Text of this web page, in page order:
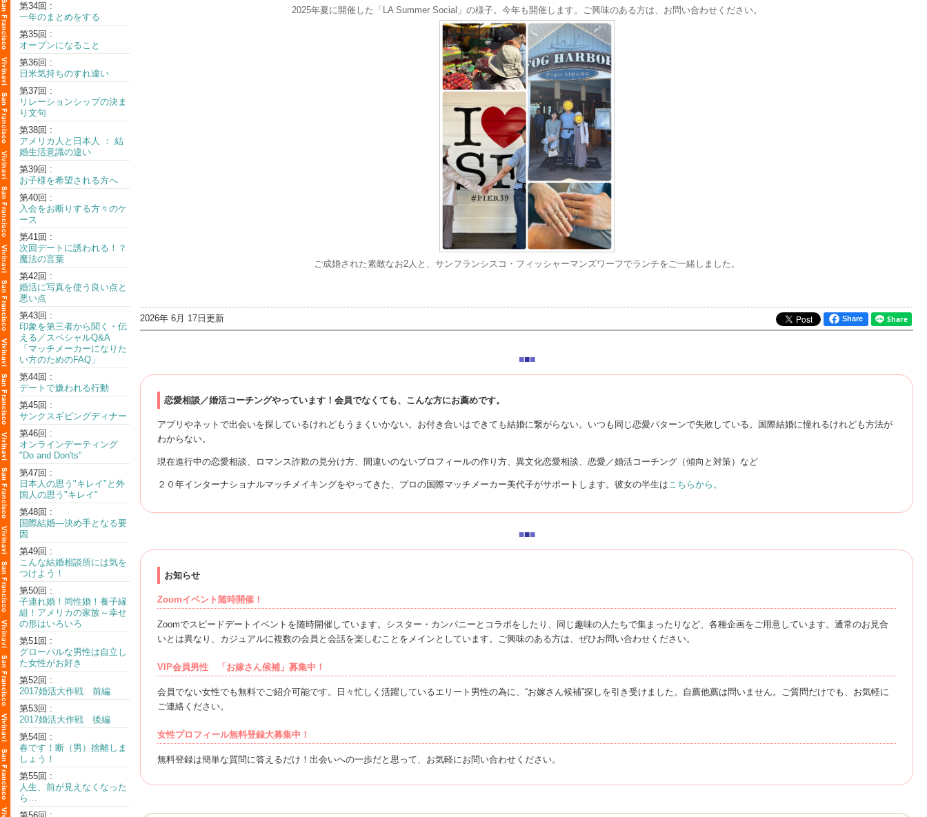
第34回 :
一年のまとめをする
第35回 :
オープンになること
第36回 :
日米気持ちのすれ違い
第37回 :
リレーションシップの決ま
り文句
第38回 :
アメリカ人と日本人 ： 結
婚生活意識の違い
第39回 :
お子様を希望される方へ
第40回 :
入会をお断りする方々のケ
ース
第41回 :
次回デートに誘われる！？
魔法の言葉
第42回 :
婚活に写真を使う良い点と
悪い点
第43回 :
印象を第三者から聞く・伝
える／スペシャルQ&A
「マッチメーカーになりた
い方のためのFAQ」
第44回 :
デートで嫌われる行動
第45回 :
サンクスギビングディナー
第46回 :
オンラインデーティング
"Do and Don'ts"
第47回 :
日本人の思う"キレイ"と外
国人の思う"キレイ"
第48回 :
国際結婚―決め手となる要
因
第49回 :
こんな結婚相談所には気を
つけよう！
第50回 :
子連れ婚！同性婚！養子縁
組！アメリカの家族～幸せ
の形はいろいろ
第51回 :
グローバルな男性は自立し
た女性がお好き
第52回 :
2017婚活大作戦 前編
第53回 :
2017婚活大作戦 後編
第54回 :
春です！断（男）捨離しま
しょう！
第55回 :
人生、前が見えなくなった
ら…
2025年夏に開催した「LA Summer Social」の様子。今年も開催します。ご興味のある方は、お問い合わせください。
ご成婚された素敵なお2人と、サンフランシスコ・フィッシャーマンズワーフでランチをご一緒しました。
2026年 6月 17日更新 Share
■■■
恋愛相談／婚活コーチングやっています！会員でなくても、こんな方にお薦めです。
アプリやネットで出会いを探しているけれどもうまくいかない。お付き合いはできても結婚に繋がらない。いつも同じ恋愛パターンで失敗している。国際結婚に憧れるけれども方法が
わからない。
現在進行中の恋愛相談、ロマンス詐欺の見分け方、間違いのないプロフィールの作り方、異文化恋愛相談、恋愛／婚活コーチング（傾向と対策）など
２０年インターナショナルマッチメイキングをやってきた、プロの国際マッチメーカー美代子がサポートします。彼女の半生は こちらから。
■■■
お知らせ
Zoomイベント随時開催！
Zoomでスピードデートイベントを随時開催しています。シスター・カンパニーとコラボをしたり、同じ趣味の人たちで集まったりなど、各種企画をご用意しています。通常のお見合
いとは異なり、カジュアルに複数の会員と会話を楽しむことをメインとしています。ご興味のある方は、ぜひお問い合わせください。
VIP会員男性 「お嫁さん候補」募集中！
会員でない女性でも無料でご紹介可能です。日々忙しく活躍しているエリート男性の為に、“お嫁さん候補”探しを引き受けました。自薦他薦は問いません。ご質問だけでも、お気軽に
ご連絡ください。
女性プロフィール無料登録大募集中！
無料登録は簡単な質問に答えるだけ！出会いへの一歩だと思って、お気軽にお問い合わせください。